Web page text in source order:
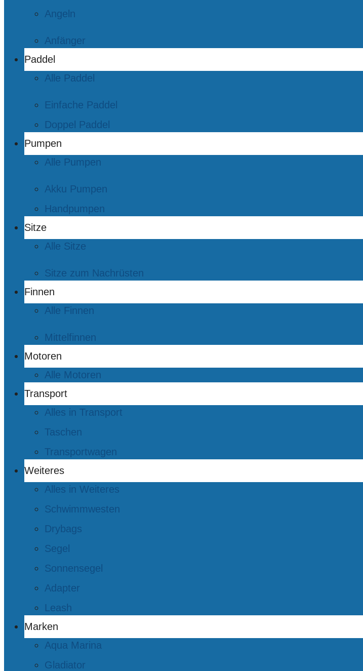
Angeln
Anfänger
Paddel
Alle Paddel
Einfache Paddel
Doppel Paddel
Pumpen
Alle Pumpen
Akku Pumpen
Handpumpen
Sitze
Alle Sitze
Sitze zum Nachrüsten
Finnen
Alle Finnen
Mittelfinnen
Motoren
Alle Motoren
Transport
Alles in Transport
Taschen
Transportwagen
Weiteres
Alles in Weiteres
Schwimmwesten
Drybags
Segel
Sonnensegel
Adapter
Leash
Marken
Aqua Marina
Gladiator